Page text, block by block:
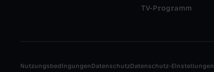
TV-Programm
NutzungsbedingungenDatenschutzDatenschutz-Einstellungen